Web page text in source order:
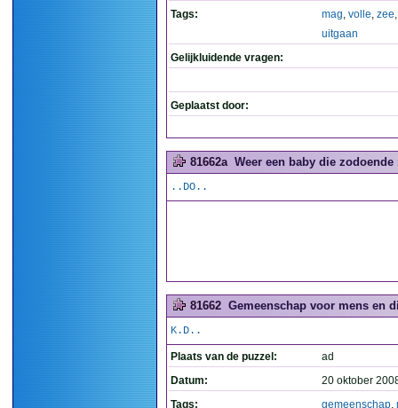
Tags:
mag, volle, zee
uitgaan
Gelijkluidende vragen:
Geplaatst door:
81662a Weer een baby die
..DO..
81662 Gemeenschap voor mens en
K.D..
Plaats van de puzzel:
ad
Datum:
20 oktober
Tags:
gemeenschap,